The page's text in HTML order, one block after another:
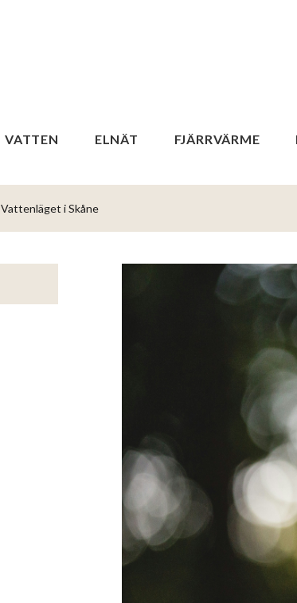
VATTEN ELNÄT FJÄRRVÄRME
Vattenläget i Skåne